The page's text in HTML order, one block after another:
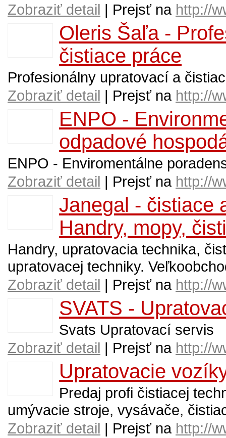
Zobraziť detail | Prejsť na http://
Oleris Šaľa -
čistiace práce
Profesionálny upratovací a
Zobraziť detail | Prejsť na http://
ENPO -
odpadové
ENPO - Enviromentálne
Zobraziť detail | Prejsť na http://
Janegal - čistiace
Handry, mopy,
Handry, upratovacia technika,
upratovacej techniky.
Zobraziť detail | Prejsť na http://
SVATS -
Svats Upratovací servis
Zobraziť detail | Prejsť na http://
Upratovacie
Predaj profi čistiacej
umývacie stroje, vysávače,
Zobraziť detail | Prejsť na http://